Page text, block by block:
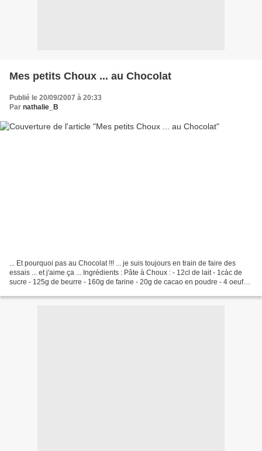
Mes petits Choux ... au Chocolat
Publié le 20/09/2007 à 20:33
Par nathalie_B
... Et pourquoi pas au Chocolat !!! ... je suis toujours en train de faire des
essais ... et j'aime ça ... Ingrédients : Pâte à Choux : - 12cl de lait - 1càc de
sucre - 125g de beurre - 160g de farine - 20g de cacao en poudre - 4 oeufs -